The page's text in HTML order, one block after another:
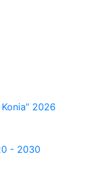
2026
- 2030